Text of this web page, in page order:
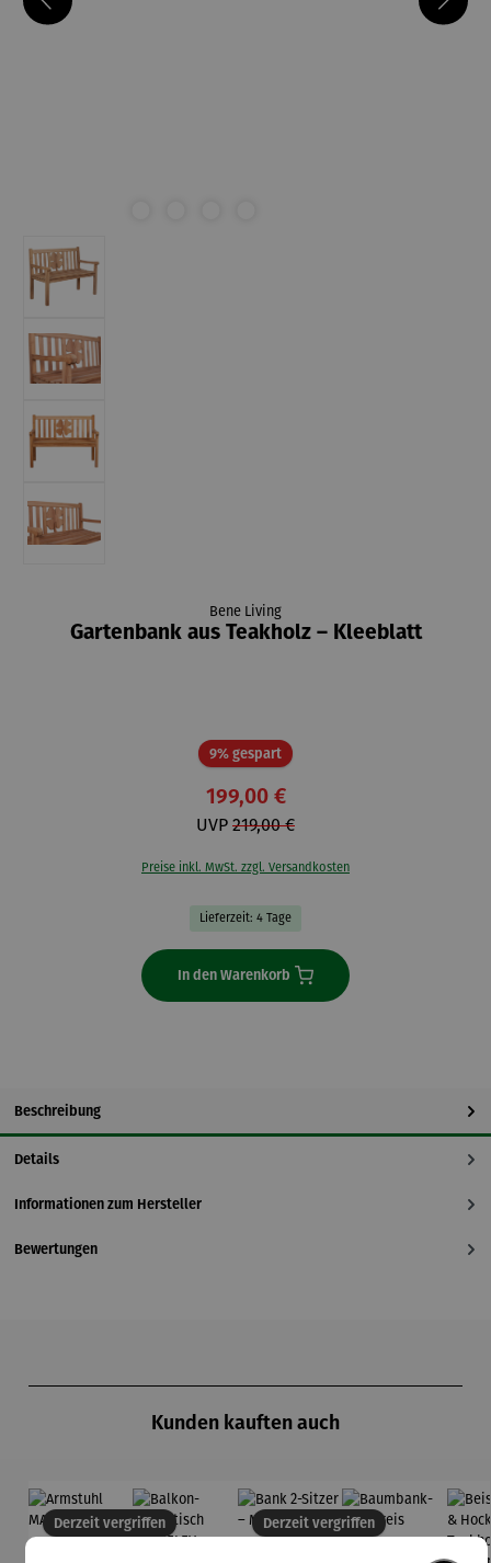
Bene Living
Gartenbank aus Teakholz – Kleeblatt
9% gespartRabatt
199,00 €
UVP 219,00 €
Preise inkl. MwSt. zzgl. Versandkosten
Lieferzeit: 4 Tage
In den Warenkorb
Beschreibung
Details
Informationen zum Hersteller
Bewertungen
Kunden kauften auch
Derzeit vergriffen Derzeit vergriffen